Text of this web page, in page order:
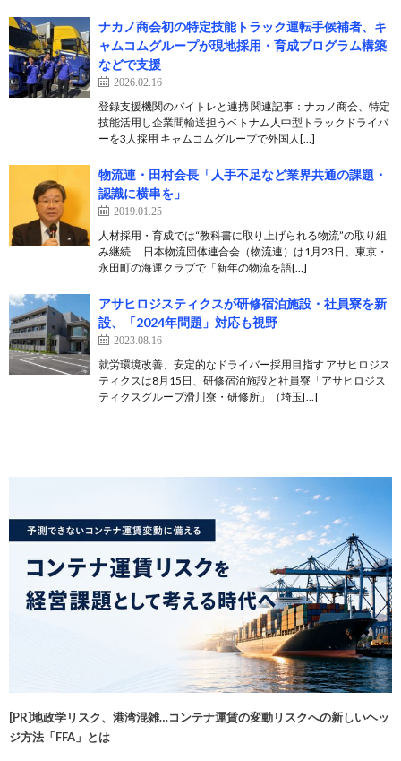
ナカノ商会初の特定技能トラック運転手候補者、キ
ャムコムグループが現地採用・育成プログラム構築
などで支援
2026.02.16
登録支援機関のバイトレと連携 関連記事：ナカノ商会、特定
技能活用し企業間輸送担うベトナム人中型トラックドライバ
ーを3人採用 キャムコムグループで外国人[…]
物流連・田村会長「人手不足など業界共通の課題・
認識に横串を」
2019.01.25
人材採用・育成では“教科書に取り上げられる物流”の取り組
み継続 日本物流団体連合会（物流連）は1月23日、東京・
永田町の海運クラブで「新年の物流を語[…]
アサヒロジスティクスが研修宿泊施設・社員寮を新
設、「2024年問題」対応も視野
2023.08.16
就労環境改善、安定的なドライバー採用目指す アサヒロジス
ティクスは8月15日、研修宿泊施設と社員寮「アサヒロジス
ティクスグループ滑川寮・研修所」（埼玉[…]
[PR]地政学リスク、港湾混雑…コンテナ運賃の変動リスクへの新しいヘッ
ジ方法「FFA」とは